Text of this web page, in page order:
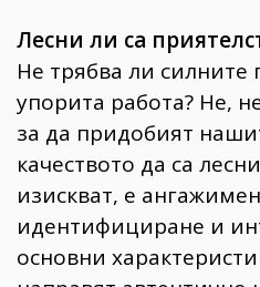
Лесни ли са
Не трябва ли силните
упорита работа? Не,
за да придобият
качеството да са
изискват, е
идентифициране и
основни